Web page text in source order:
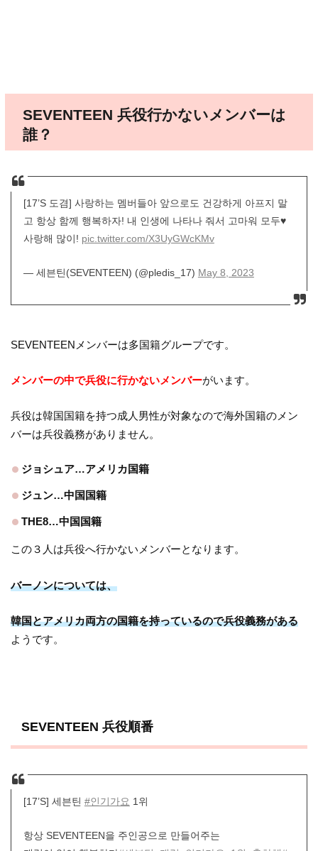
SEVENTEEN 兵役行かないメンバーは
誰？
[17’S 도겸] 사랑하는 멤버들아 앞으로도 건강하게 아프지 말
고 항상 함께 행복하자! 내 인생에 나타나 줘서 고마워 모두♥
사랑해 많이! pic.twitter.com/X3UyGWcKMv
— 세븐틴(SEVENTEEN) (@pledis_17) May 8, 2023
SEVENTEENメンバーは多国籍グループです。
メンバーの中で兵役に行かないメンバーがいます。
兵役は韓国国籍を持つ成人男性が対象なので海外国籍のメン
バーは兵役義務がありません。
ジョシュア…アメリカ国籍
ジュン…中国国籍
THE8…中国国籍
この３人は兵役へ行かないメンバーとなります。
バーノンについては、
韓国とアメリカ両方の国籍を持っているので兵役義務がある
ようです。
SEVENTEEN 兵役順番
[17’S] 세븐틴 #인기가요 1위
항상 SEVENTEEN을 주인공으로 만들어주는